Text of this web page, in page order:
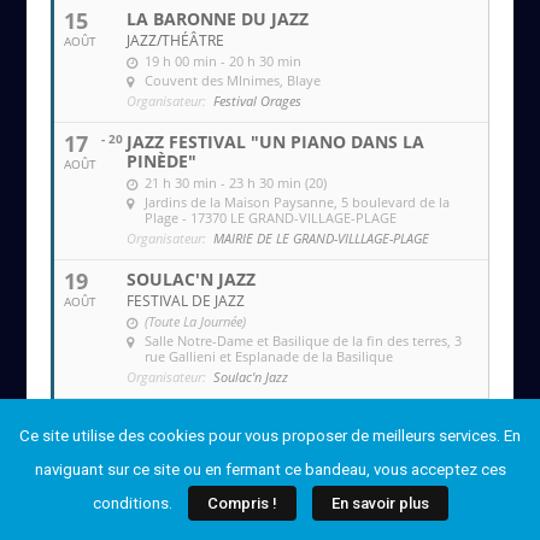
15
AOÛT
LA BARONNE DU JAZZ
JAZZ/THÉÂTRE
19 h 00 min - 20 h 30 min
Couvent des MInimes , Blaye
Organisateur: Festival Orages
17
AOÛT
- 20 JAZZ FESTIVAL "UN PIANO DANS LA
PINÈDE"
21 h 30 min - 23 h 30 min (20)
Jardins de la Maison Paysanne , 5 boulevard de la
Plage - 17370 LE GRAND-VILLAGE-PLAGE
Organisateur: MAIRIE DE LE GRAND-VILLLAGE-PLAGE
19
AOÛT
SOULAC'N JAZZ
FESTIVAL DE JAZZ
(Toute La Journée)
Salle Notre-Dame et Basilique de la fin des terres , 3
rue Gallieni et Esplanade de la Basilique
Organisateur: Soulac'n Jazz
AOÛT FESTIVAL DE JAZZ
(Toute La Journée)
Salle Notre-Dame et Basilique de la fin des terres, 3
rue Gallieni et Esplanade de la Basilique
Organisateur:
Soulac'n Jazz
Ce site utilise des cookies pour vous proposer de meilleurs services. En
naviguant sur ce site ou en fermant ce bandeau, vous acceptez ces
conditions.
Compris ! En savoir plus